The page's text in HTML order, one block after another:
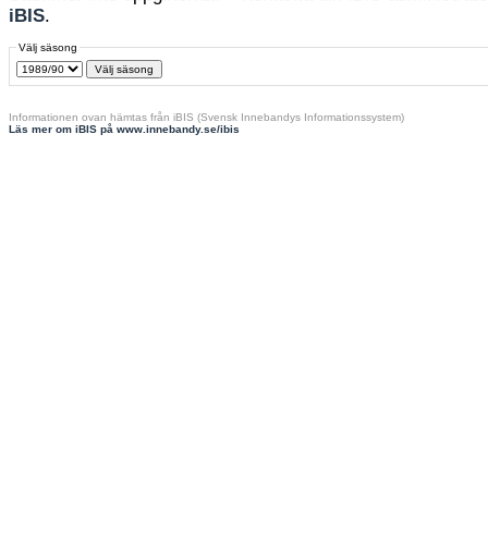
iBIS.
Välj säsong
Informationen ovan hämtas från iBIS (Svensk Innebandys Informationssystem)
Läs mer om iBIS på www.innebandy.se/ibis